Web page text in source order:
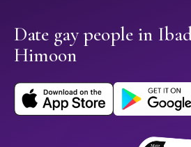
Date gay people in
Himoon